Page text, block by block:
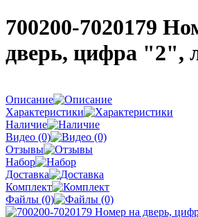
700200-7020179
дверь, цифра "2",
Описание
Характеристики
Наличие
Видео (0)
Отзывы
Набор
Доставка
Комплект
Файлы (0)